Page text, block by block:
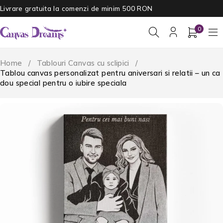
Livrare gratuita la comenzi de minim 500 RON
0
Home / Tablouri Canvas cu sclipici
/
Tablou canvas personalizat pentru aniversari si relatii – un ca
dou special pentru o iubire speciala